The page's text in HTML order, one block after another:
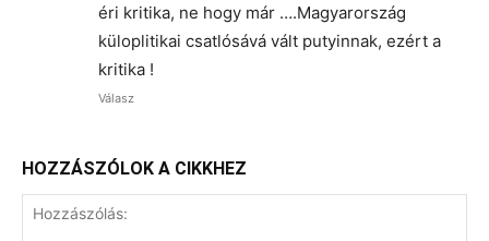
éri kritika, ne hogy már ….Magyarország
küloplitikai csatlósává vált putyinnak, ezért a
kritika !
Válasz
HOZZÁSZÓLOK A CIKKHEZ